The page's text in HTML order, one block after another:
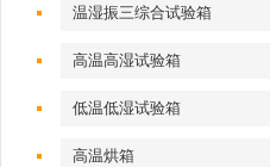
温湿振三综合试验箱
高温高湿试验箱
低温低湿试验箱
高温烘箱